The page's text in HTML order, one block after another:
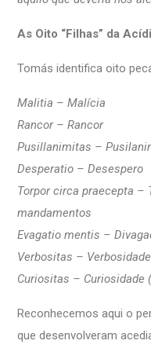
As Oito “Filhas” da
Tomás identifica oito
Malitia – Malícia
Rancor – Rancor
Pusillanimitas –
Desperatio – Desespero
Torpor circa praecepta –
mandamentos
Evagatio mentis –
Verbositas –
Curiositas – Curiosidade
Reconhecemos aqui o
que desenvolveram